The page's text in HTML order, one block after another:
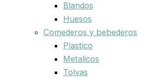
Blandos
Huesos
Comederos y bebederos
Plastico
Metalicos
Tolvas